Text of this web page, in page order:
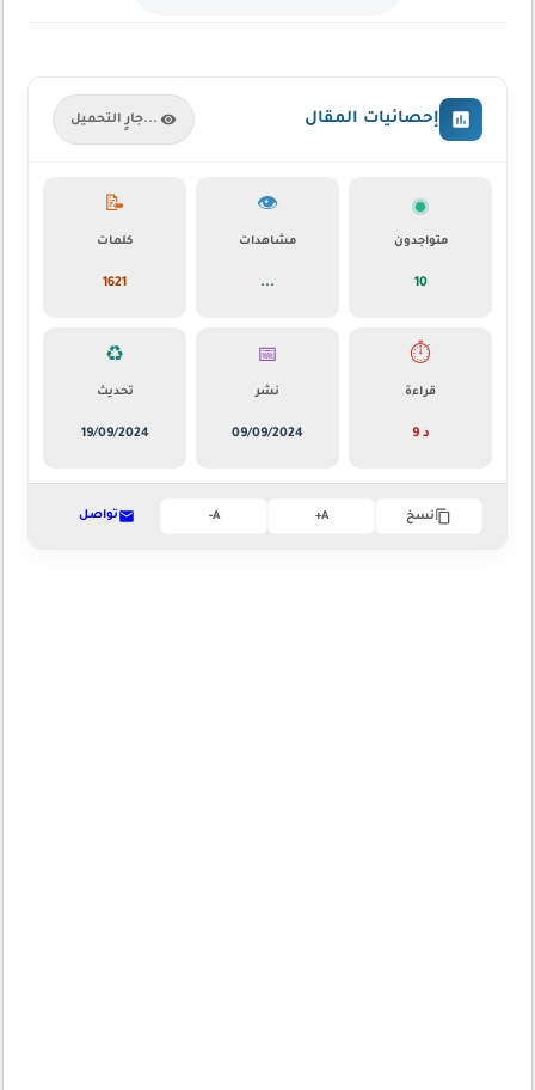
إحصائيات المقال جارٍ التحميل...
متواجدون
10
👁️
مشاهدات
...
📝
كلمات
1621
⏱️
قراءة
9 د
📅
نشر
09/09/2024
♻️
تحديث
19/09/2024
نسخ A+
A- تواصل